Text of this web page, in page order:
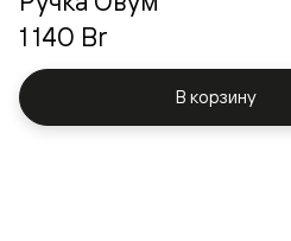
1 140 Br
В корзину